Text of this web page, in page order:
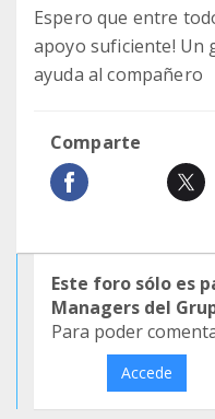
Espero que entre
apoyo suficiente! Un
ayuda al compañero
Comparte
Este foro sólo es
Managers del
Para poder
Accede